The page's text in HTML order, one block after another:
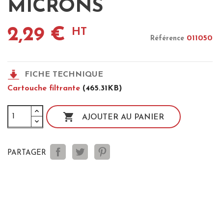
MICRONS
2,29 €
HT
Référence 011050
FICHE TECHNIQUE
Cartouche filtrante (465.31KB)
 AJOUTER AU PANIER
PARTAGER